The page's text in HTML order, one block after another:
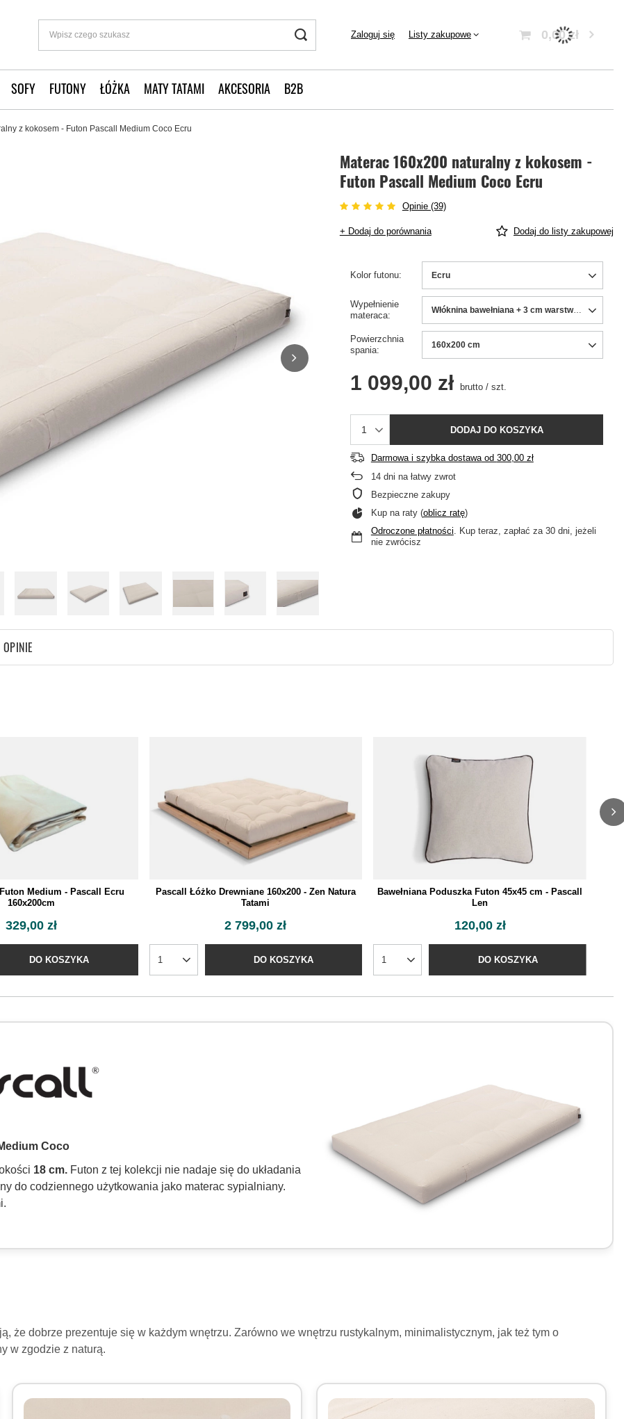
Zaloguj się Listy zakupowe 0,00 zł
SOFY FUTONY ŁÓŻKA MATY TATAMI AKCESORIA B2B
z kokosem - Futon Pascall Medium Coco Ecru
Materac 160x200 naturalny z kokosem -
Futon Pascall Medium Coco Ecru
Opinie (39)
+ Dodaj do porównania Dodaj do listy zakupowej
Kolor futonu Ecru
Wypełnienie
materaca
Włóknina bawełniana + 3 cm warstwa kokosu
Powierzchnia
spania
160x200 cm
1 099,00 zł brutto/ szt.
DODAJ DO KOSZYKA
Darmowa i szybka dostawaod 300,00 zł
14dni na łatwy zwrot
Bezpieczne zakupy
Kup na raty (oblicz ratę)
Odroczone płatności. Kup teraz, zapłać za 30 dni, jeżeli
nie zwrócisz
OPINIE
Medium - Pascall Ecru
160x200cm
329,00 zł
DO KOSZYKA
Pascall Łóżko Drewniane 160x200 - Zen Natura
Tatami
2 799,00 zł
DO KOSZYKA
Bawełniana Poduszka Futon 45x45 cm - Pascall
Len
120,00 zł
DO KOSZYKA
Coco
18 cm. Futon z tej kolekcji nie nadaje się do układania
do codziennego użytkowania jako materac sypialniany.
że dobrze prezentuje się w każdym wnętrzu. Zarówno we wnętrzu rustykalnym, minimalistycznym, jak też tym o
w zgodzie z naturą.